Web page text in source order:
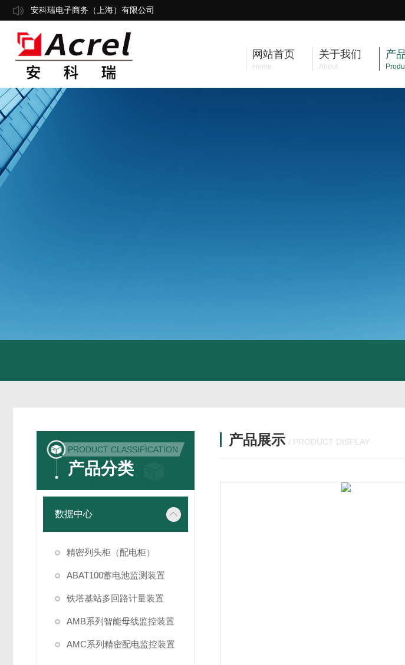
安科瑞电子商务（上海）有限公司
网站首页
Home
关于我们
About
产
PRODUCT CLASSIFICATION
产品分类
数据中心
精密列头柜（配电柜）
ABAT100蓄电池监测装置
铁塔基站多回路计量装置
AMB系列智能母线监控装置
AMC系列精密配电监控装置
产品展示 / PRODUCT DISPLAY